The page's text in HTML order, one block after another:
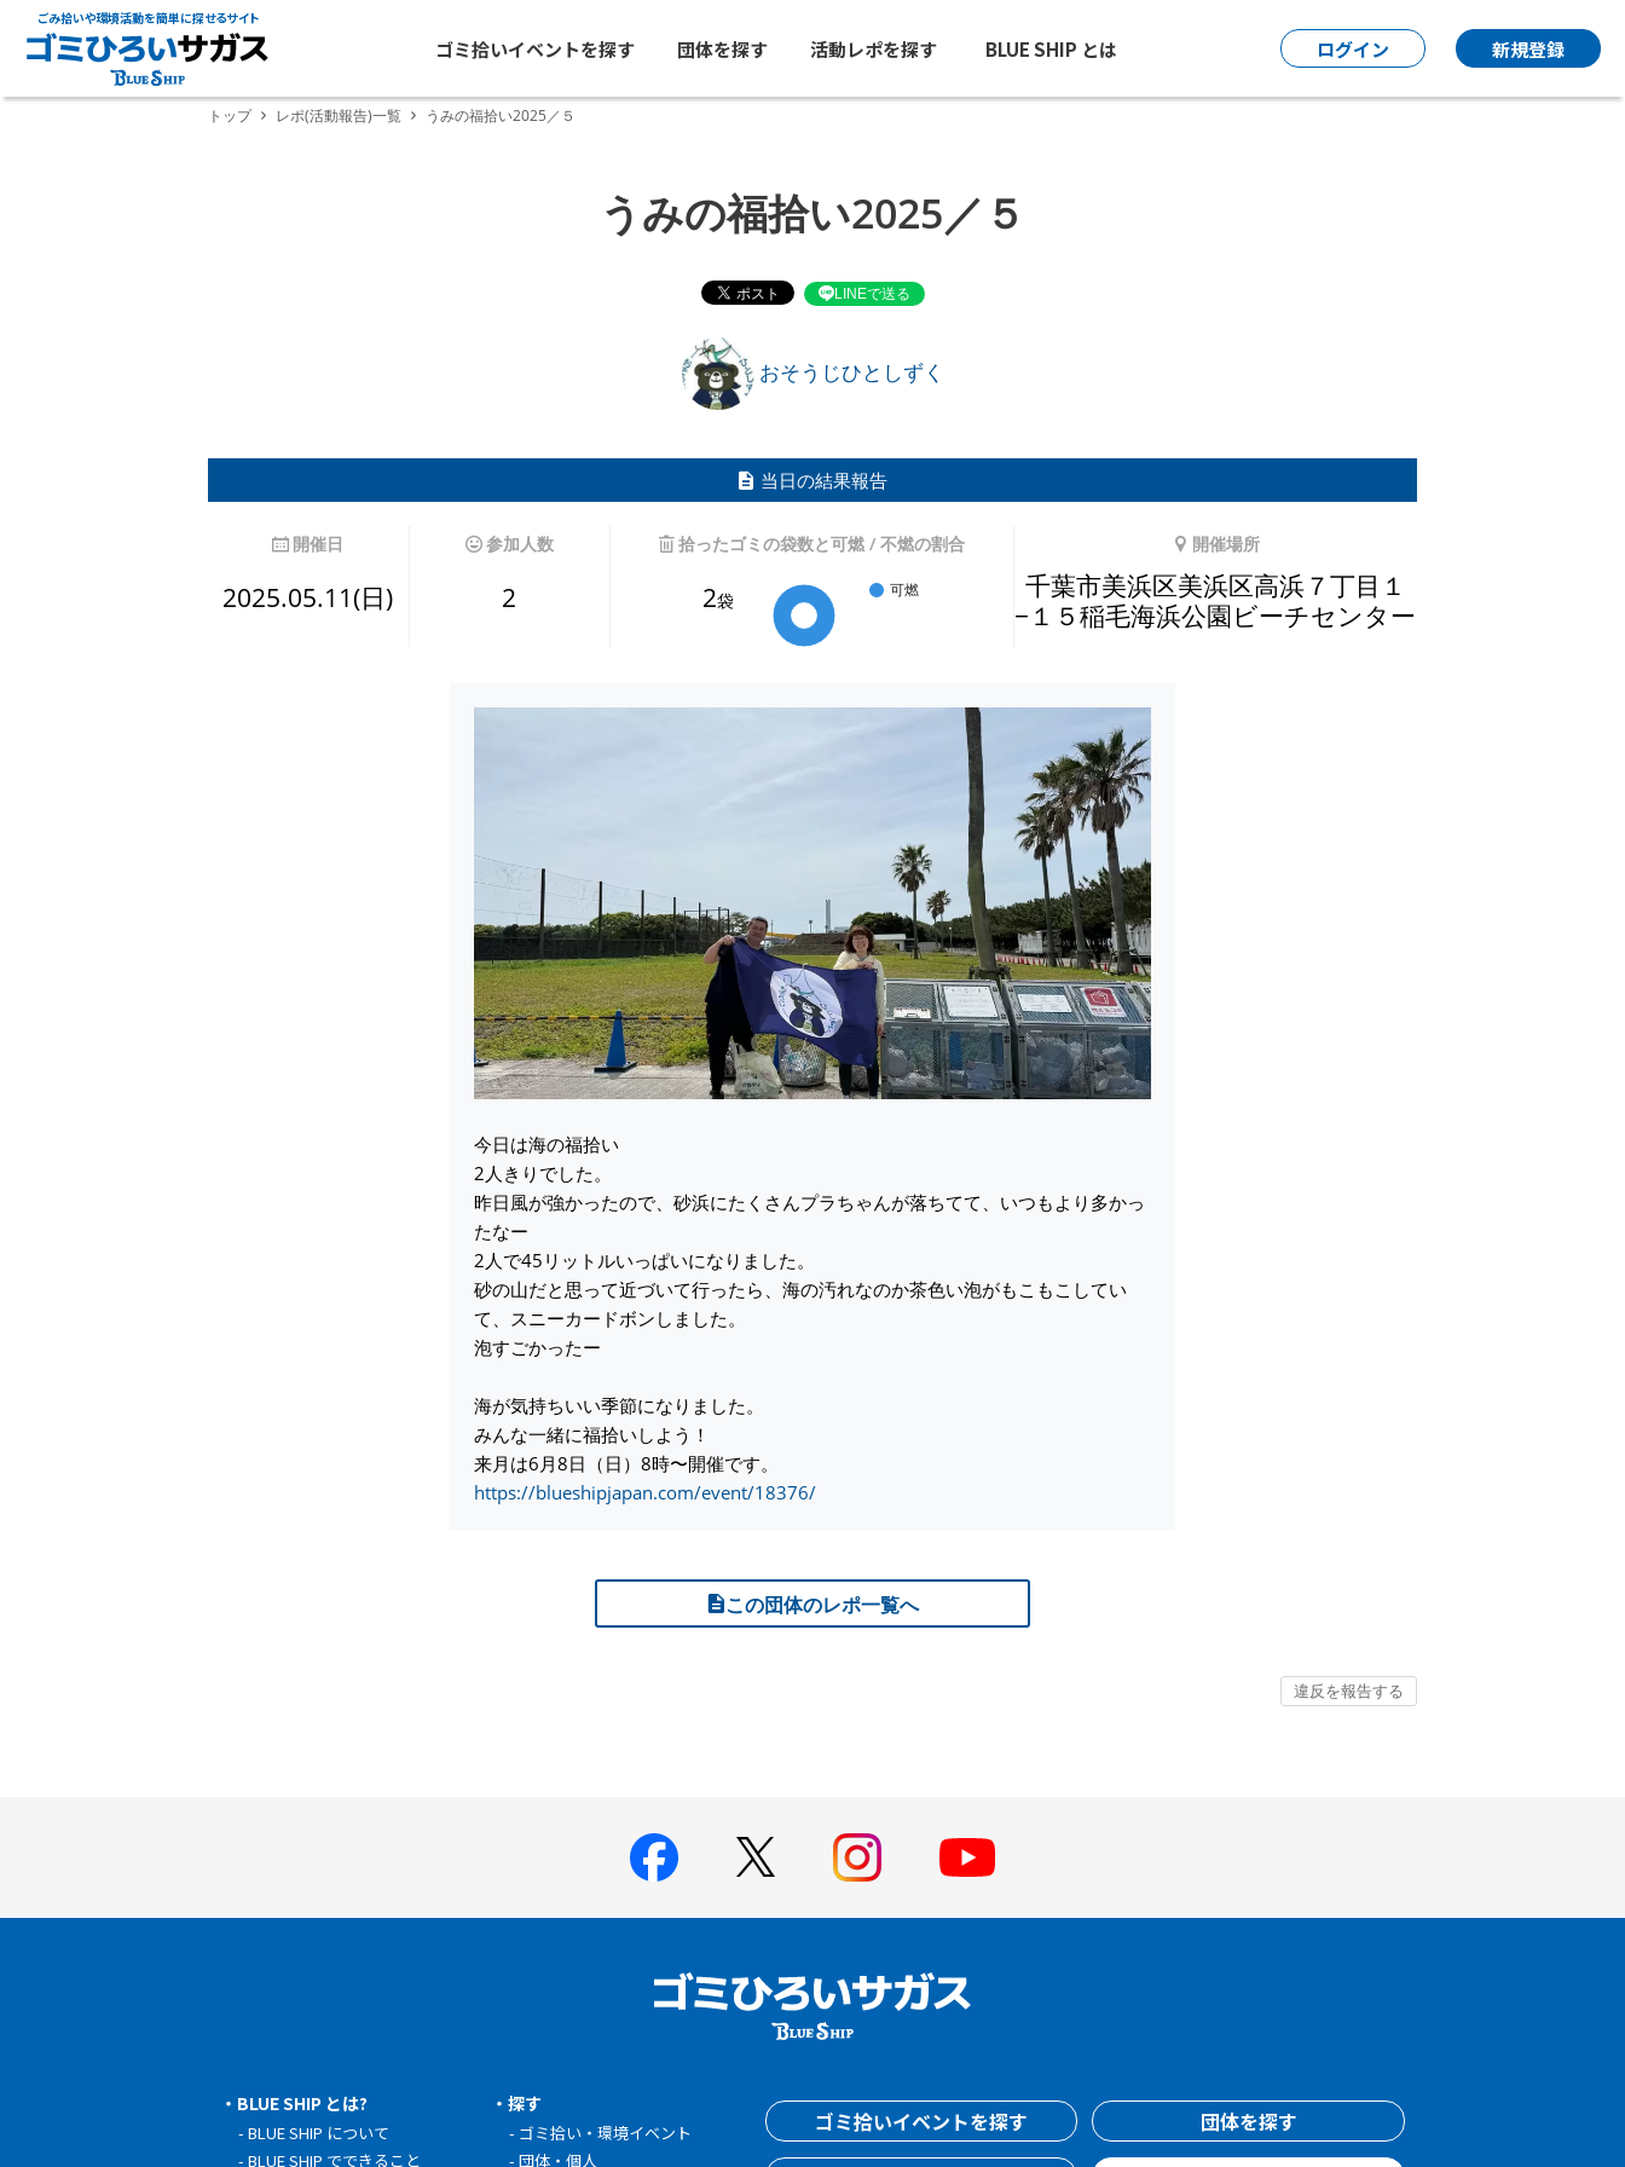
ごみ拾いや環境活動を簡単に探せるサイト
ゴミ拾いイベントを探す 団体を探す 活動レポを探す BLUE SHIP とは ログイン 新規登録
トップ レポ(活動報告)一覧 うみの福拾い2025／５
うみの福拾い2025／５
LINEで送る
おそうじひとしずく
当日の結果報告
開催日
2025.05.11(日)
参加人数
2
拾ったゴミの袋数と可燃 / 不燃の割合
2袋 可燃
開催場所
千葉市美浜区美浜区高浜７丁目１
−１５稲毛海浜公園ビーチセンター
今日は海の福拾い
2人きりでした。
昨日風が強かったので、砂浜にたくさんプラちゃんが落ちてて、いつもより多かっ
たなー
2人で45リットルいっぱいになりました。
砂の山だと思って近づいて行ったら、海の汚れなのか茶色い泡がもこもこしてい
て、スニーカードボンしました。
泡すごかったー
海が気持ちいい季節になりました。
みんな一緒に福拾いしよう！
来月は6月8日（日）8時〜開催です。
https://blueshipjapan.com/event/18376/
この団体のレポ一覧へ
BLUE SHIP とは?
BLUE SHIP について
BLUE SHIP でできること
探す
ゴミ拾い・環境イベント
団体・個人
ゴミ拾いイベントを探す
団体を探す